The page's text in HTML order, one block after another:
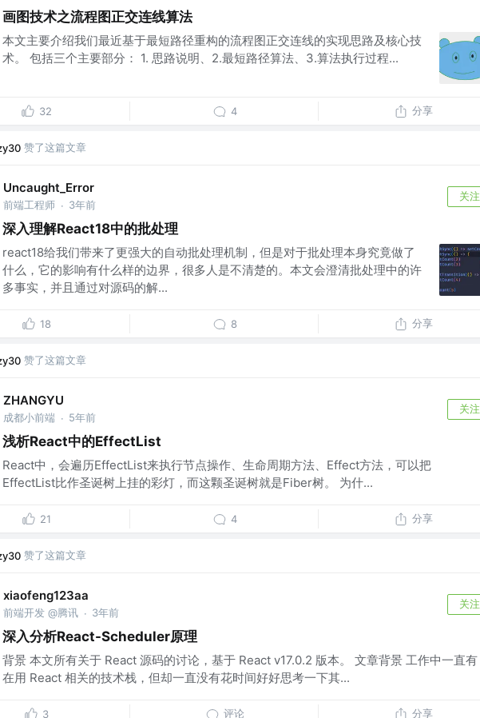
画图技术之流程图正交连线算法
本文主要介绍我们最近基于最短路径重构的流程图正交连线的实现思路及核心技
术。 包括三个主要部分： 1. 思路说明、2.最短路径算法、3.算法执行过程...
32 4 分享
赞了这篇文章
Uncaught_Error
前端工程师 · 3年前
关注
深入理解React18中的批处理
react18给我们带来了更强大的自动批处理机制，但是对于批处理本身究竟做了
什么，它的影响有什么样的边界，很多人是不清楚的。本文会澄清批处理中的许
多事实，并且通过对源码的解...
18 8 分享
赞了这篇文章
ZHANGYU
成都小前端 · 5年前
关注
浅析React中的EffectList
React中，会遍历EffectList来执行节点操作、生命周期方法、Effect方法，可以把
EffectList比作圣诞树上挂的彩灯，而这颗圣诞树就是Fiber树。 为什...
21 4 分享
赞了这篇文章
xiaofeng123aa
前端开发 @腾讯 · 3年前
关注
深入分析React-Scheduler原理
背景 本文所有关于 React 源码的讨论，基于 React v17.0.2 版本。 文章背景 工作中一直有
在用 React 相关的技术栈，但却一直没有花时间好好思考一下其...
3 评论 分享